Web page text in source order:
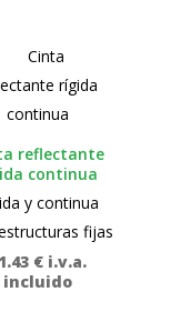
reflectante
continua
y continua
fijas
€ i.v.a.
incluido